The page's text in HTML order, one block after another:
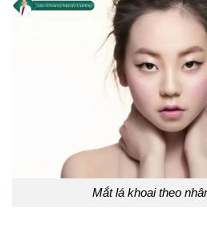
Mắt lá khoai theo